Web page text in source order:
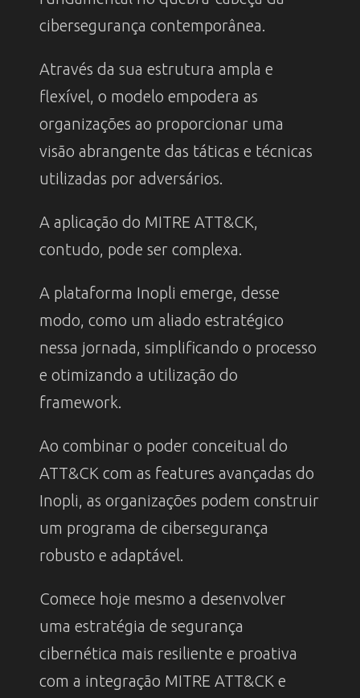
cibersegurança contemporânea.
Através da sua estrutura ampla e
flexível, o modelo empodera as
organizações ao proporcionar uma
visão abrangente das táticas e técnicas
utilizadas por adversários.
A aplicação do MITRE ATT&CK,
contudo, pode ser complexa.
A plataforma Inopli emerge, desse
modo, como um aliado estratégico
nessa jornada, simplificando o processo
e otimizando a utilização do
framework.
Ao combinar o poder conceitual do
ATT&CK com as features avançadas do
Inopli, as organizações podem construir
um programa de cibersegurança
robusto e adaptável.
Comece hoje mesmo a desenvolver
uma estratégia de segurança
cibernética mais resiliente e proativa
com a integração MITRE ATT&CK e